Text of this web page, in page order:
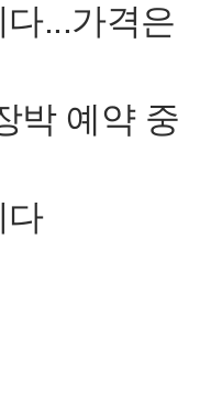
...가격은
박 예약 중
다